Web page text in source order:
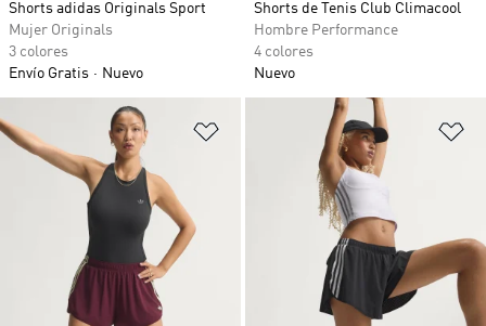
Shorts adidas Originals Sport
Mujer Originals
3 colores
Envío Gratis
Nuevo
Shorts de Tenis Club Climacool
Hombre Performance
4 colores
Nuevo
Añadir a la lista de deseos